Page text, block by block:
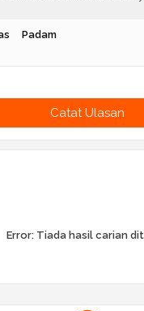
Padam
Catat Ulasan
Error:Tiada hasil carian